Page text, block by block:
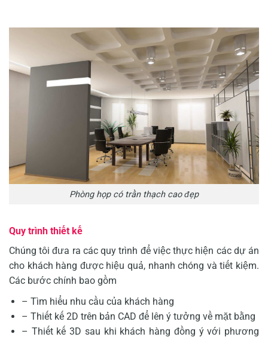
Phòng họp có trần thạch cao đẹp
Quy trình thiết kế
Chúng tôi đưa ra các quy trình để việc thực hiện các dự án
cho khách hàng được hiệu quả, nhanh chóng và tiết kiệm.
Các bước chính bao gồm
– Tìm hiểu nhu cầu của khách hàng
– Thiết kế 2D trên bản CAD để lên ý tưởng về mặt bằng
– Thiết kế 3D sau khi khách hàng đồng ý với phương